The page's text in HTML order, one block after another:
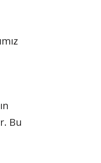
Bu